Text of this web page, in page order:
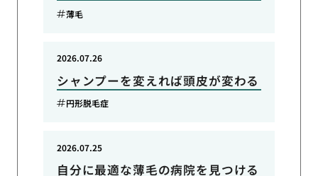
薄毛
シャンプーを変えれば頭皮が変わる
2026.07.26
円形脱毛症
自分に最適な薄毛の病院を見つける
2026.07.25